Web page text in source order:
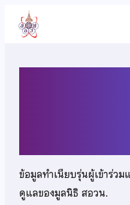
เนื้อหา
ข้อมูลทำเนียบรุ่นผู้เข้าร่ว
ดูแลของมูลนิธิ สอวน.